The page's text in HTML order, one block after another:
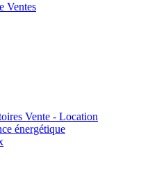
Ventes
Vente - Location
énergétique